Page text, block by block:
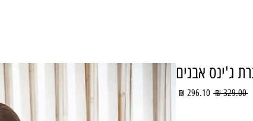
ג'ינס אבנים
‏329.00 ‏₪
מחיר